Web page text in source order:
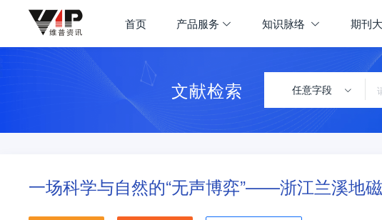
首页 产品服务 知识脉络 期刊
文献检索 任意字段
一场科学与自然的“无声博弈”——浙江兰溪地